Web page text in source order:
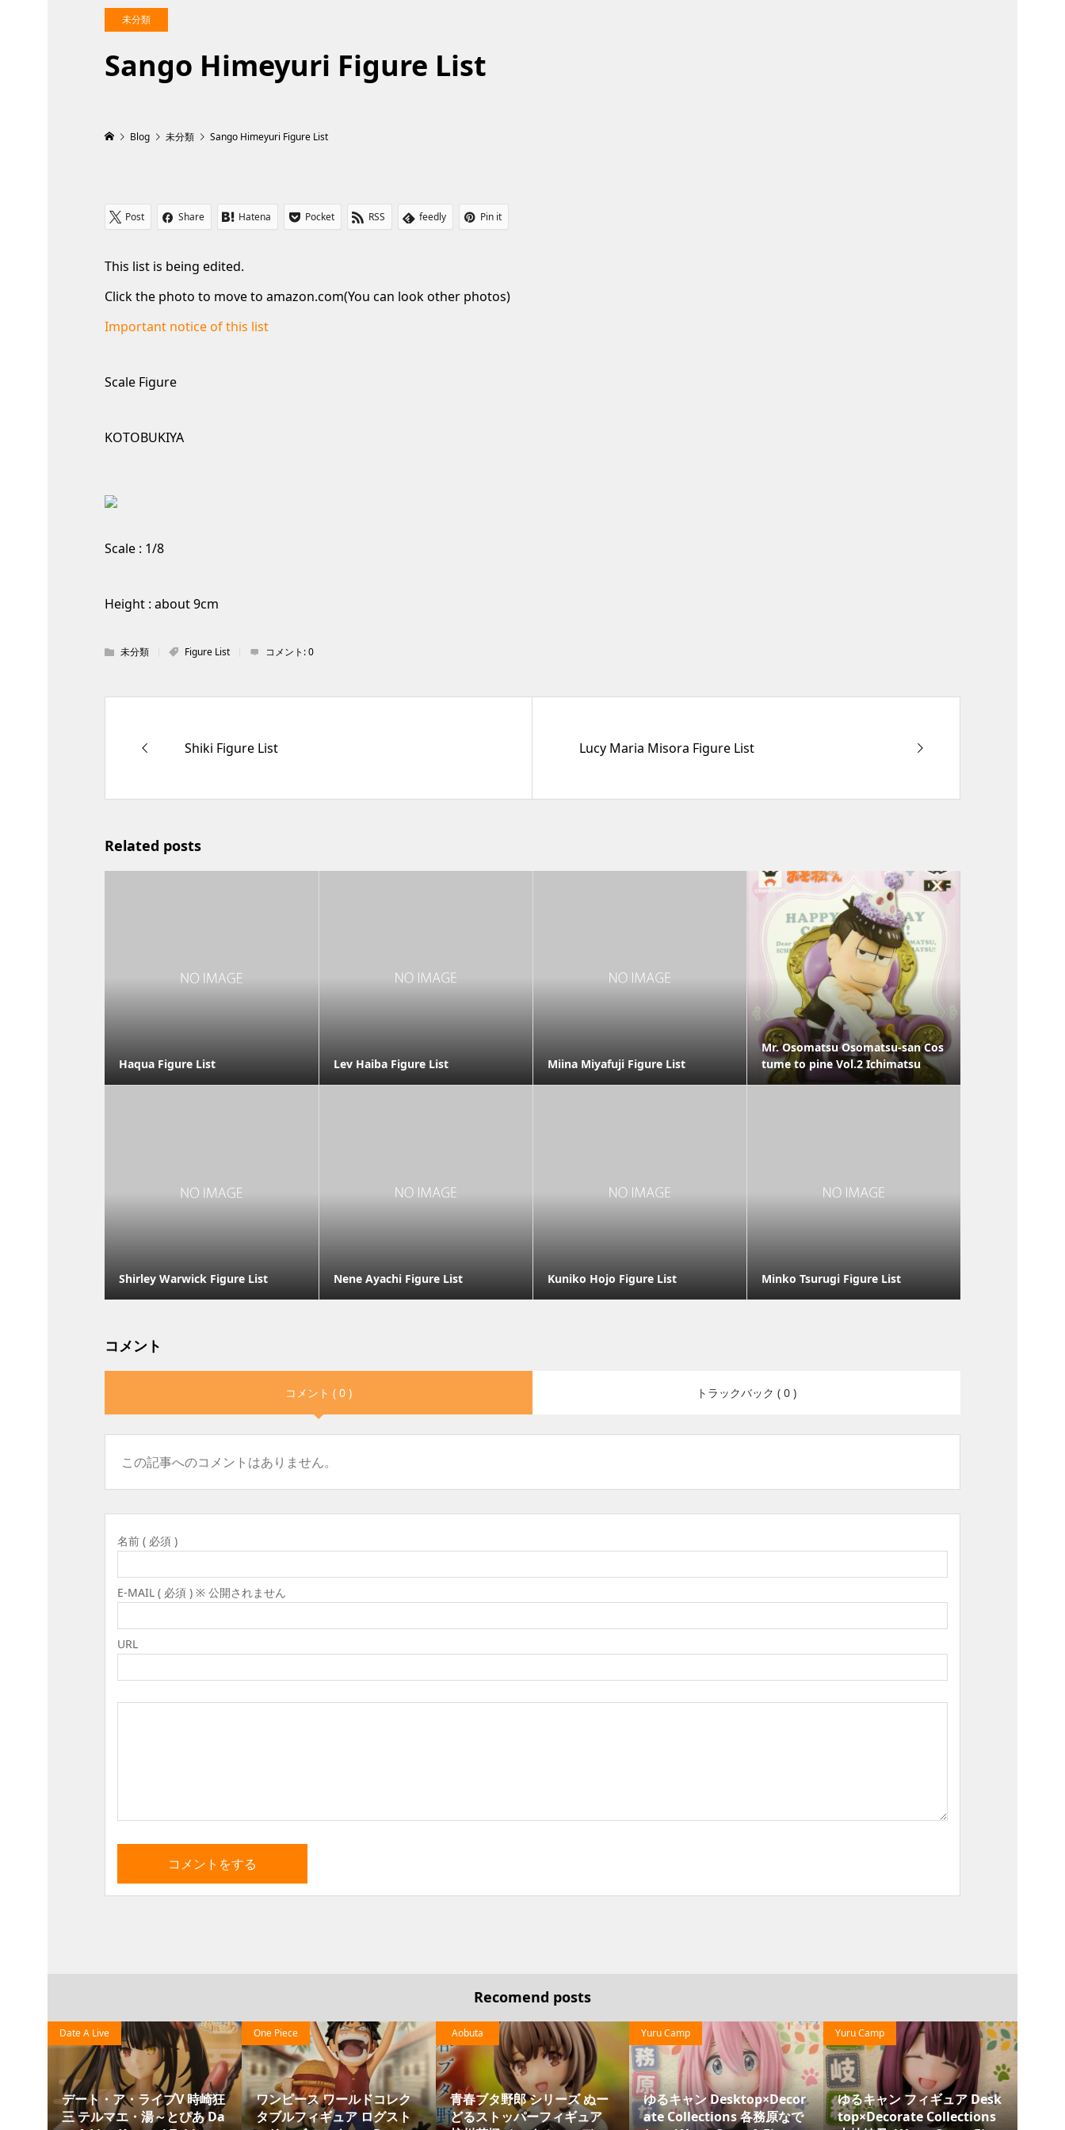
未分類
Sango Himeyuri Figure List
Blog 未分類 Sango Himeyuri Figure List
Post Share Hatena Pocket RSS feedly Pin it
This list is being edited.
Click the photo to move to amazon.com(You can look other photos)
Important notice of this list
Scale Figure
KOTOBUKIYA
Scale : 1/8
Height : about 9cm
未分類 Figure List コメント:0
Shiki Figure List Lucy Maria Misora Figure List
Related posts
Haqua Figure List Lev Haiba Figure List Miina Miyafuji Figure List
Mr. Osomatsu Osomatsu-san Cos
tume to pine Vol.2 Ichimatsu
Shirley Warwick Figure List Nene Ayachi Figure List Kuniko Hojo Figure List Minko Tsurugi Figure List
コメント
コメント ( 0 ) トラックバック ( 0 )
この記事へのコメントはありません。
名前 ( 必須 )
E-MAIL ( 必須 ) ※ 公開されません
URL
Recomend posts
デート・ア・ライブV 時崎狂
三 テルマエ・湯～とぴあ Da
Date A Live
ワンピース ワールドコレク
タブルフィギュア ログスト
One Piece
青春ブタ野郎 シリーズ ぬー
どるストッパーフィギュア
Aobuta
ゆるキャン Desktop×Decor
ate Collections 各務原なで
Yuru Camp
ゆるキャン フィギュア Desk
top×Decorate Collections
Yuru Camp